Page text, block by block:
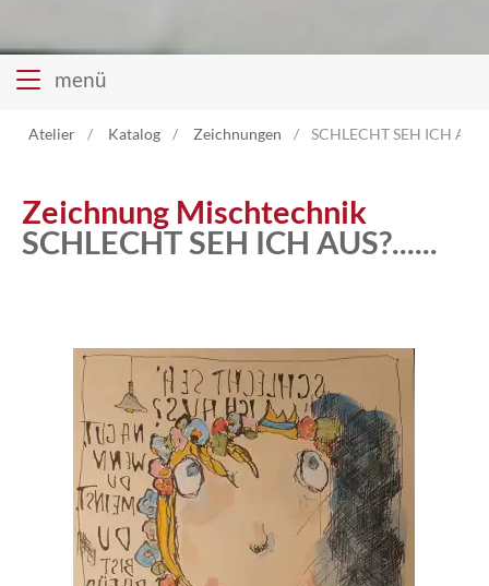
menü
Atelier
Katalog
Vita
Atelier Katalog Zeichnungen SCHLECHT SEH ICH
Zeichnung Mischtechnik
SCHLECHT SEH ICH AUS?......